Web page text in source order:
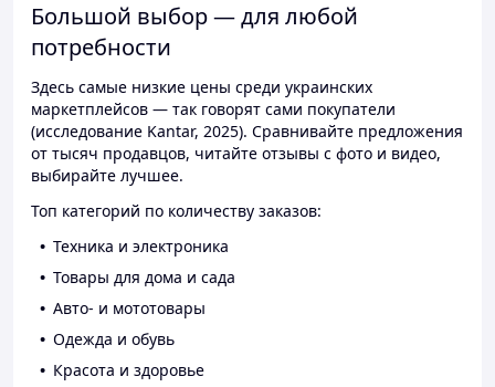
Большой выбор — для любой
потребности
Здесь самые низкие цены среди украинских
маркетплейсов — так говорят сами покупатели
(исследование Kantar, 2025). Сравнивайте предложения
от тысяч продавцов, читайте отзывы с фото и видео,
выбирайте лучшее.
Топ категорий по количеству заказов:
Техника и электроника
Товары для дома и сада
Авто- и мототовары
Одежда и обувь
Красота и здоровье